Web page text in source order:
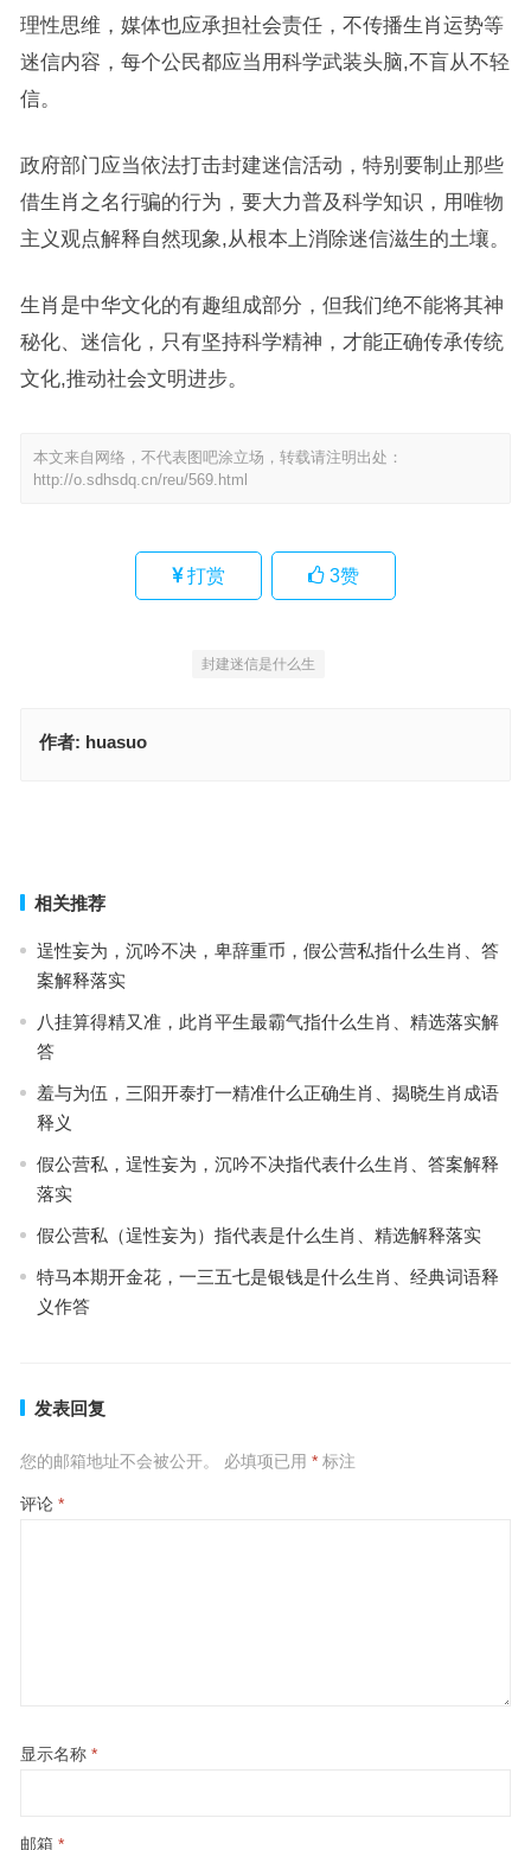
理性思维，媒体也应承担社会责任，不传播生肖运势等
迷信内容，每个公民都应当用科学武装头脑,不盲从不轻
信。
政府部门应当依法打击封建迷信活动，特别要制止那些
借生肖之名行骗的行为，要大力普及科学知识，用唯物
主义观点解释自然现象,从根本上消除迷信滋生的土壤。
生肖是中华文化的有趣组成部分，但我们绝不能将其神
秘化、迷信化，只有坚持科学精神，才能正确传承传统
文化,推动社会文明进步。
本文来自网络，不代表图吧涂立场，转载请注明出处：
http://o.sdhsdq.cn/reu/569.html
打赏 3赞
封建迷信是什么生
作者: huasuo
相关推荐
逞性妄为，沉吟不决，卑辞重币，假公营私指什么生肖、答
案解释落实
八挂算得精又准，此肖平生最霸气指什么生肖、精选落实解
答
羞与为伍，三阳开泰打一精准什么正确生肖、揭晓生肖成语
释义
假公营私，逞性妄为，沉吟不决指代表什么生肖、答案解释
落实
假公营私（逞性妄为）指代表是什么生肖、精选解释落实
特马本期开金花，一三五七是银钱是什么生肖、经典词语释
义作答
发表回复
您的邮箱地址不会被公开。 必填项已用 *标注
评论 *
显示名称 *
邮箱 *